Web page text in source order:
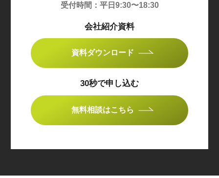
受付時間：平日9:30〜18:30
会社紹介資料
資料ダウンロード
30秒で申し込む
無料相談はこちら